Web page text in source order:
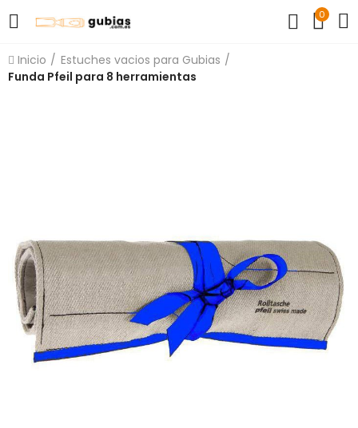
0
Inicio
Estuches vacios para Gubias
Funda Pfeil para 8 herramientas